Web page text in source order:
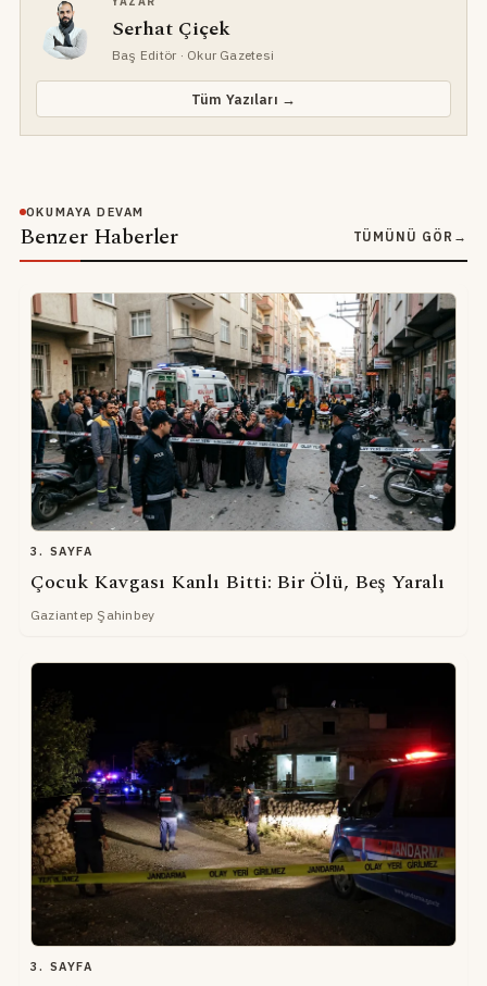
Serhat Çiçek
Baş Editör · Okur Gazetesi
Tüm Yazıları →
OKUMAYA DEVAM
Benzer Haberler TÜMÜNÜ GÖR →
3. SAYFA
Çocuk Kavgası Kanlı Bitti: Bir Ölü, Beş Yaralı
Gaziantep Şahinbey
3. SAYFA